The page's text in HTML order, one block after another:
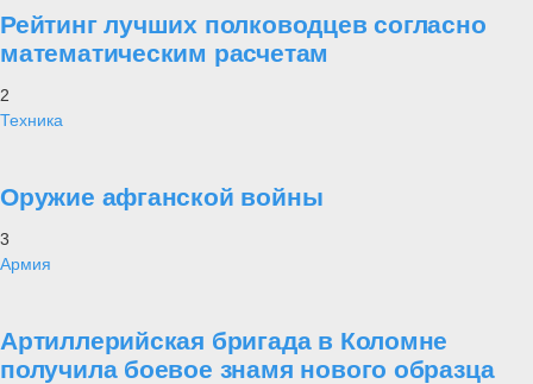
Рейтинг лучших полководцев согласно
математическим расчетам
2
Техника
Оружие афганской войны
3
Армия
Артиллерийская бригада в Коломне
получила боевое знамя нового образца